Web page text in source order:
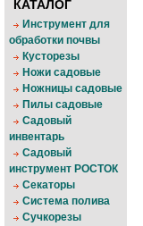
КАТАЛОГ
Инструмент для
обработки почвы
Кусторезы
Ножи садовые
Ножницы садовые
Пилы садовые
Садовый
инвентарь
Садовый
инструмент РОСТОК
Секаторы
Система полива
Сучкорезы